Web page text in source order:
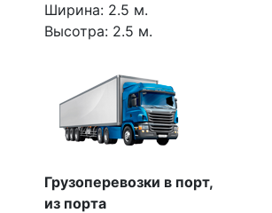
Ширина: 2.5 м.
Высотра: 2.5 м.
Грузоперевозки в порт,
из порта